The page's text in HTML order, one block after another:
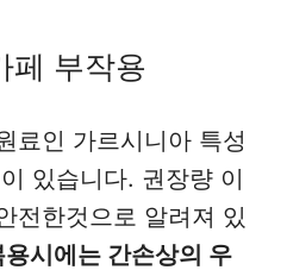
페 부작용
료인 가르시니아 특성
있습니다. 권장량 이
전한것으로 알려져 있
시에는 간손상의 우